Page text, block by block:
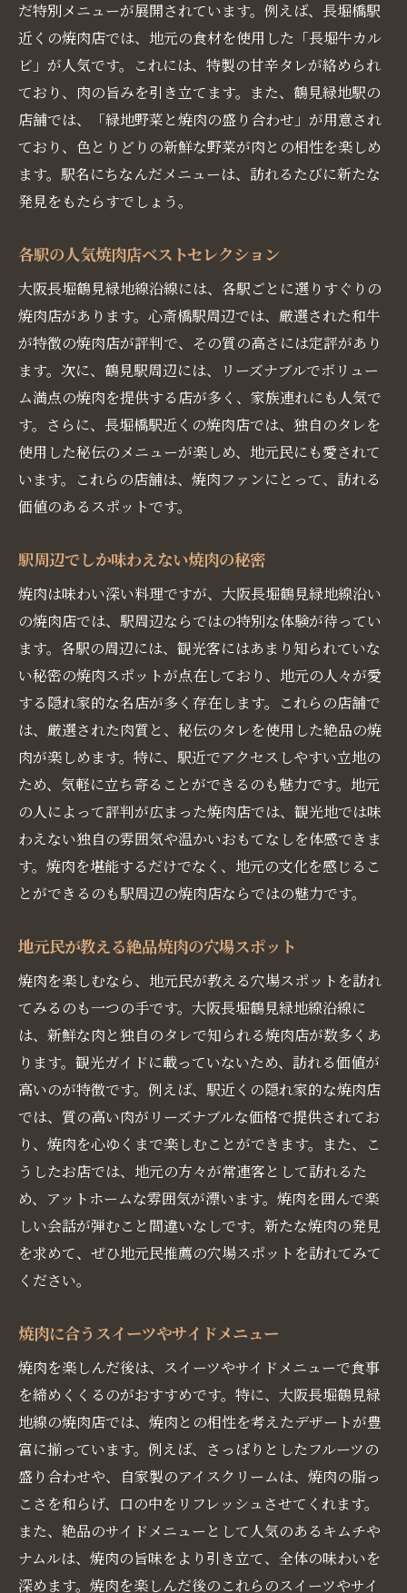
だ特別メニューが展開されています。例えば、長堀橋駅
近くの焼肉店では、地元の食材を使用した「長堀牛カル
ビ」が人気です。これには、特製の甘辛タレが絡められ
ており、肉の旨みを引き立てます。また、鶴見緑地駅の
店舗では、「緑地野菜と焼肉の盛り合わせ」が用意され
ており、色とりどりの新鮮な野菜が肉との相性を楽しめ
ます。駅名にちなんだメニューは、訪れるたびに新たな
発見をもたらすでしょう。
各駅の人気焼肉店ベストセレクション
大阪長堀鶴見緑地線沿線には、各駅ごとに選りすぐりの
焼肉店があります。心斎橋駅周辺では、厳選された和牛
が特徴の焼肉店が評判で、その質の高さには定評があり
ます。次に、鶴見駅周辺には、リーズナブルでボリュー
ム満点の焼肉を提供する店が多く、家族連れにも人気で
す。さらに、長堀橋駅近くの焼肉店では、独自のタレを
使用した秘伝のメニューが楽しめ、地元民にも愛されて
います。これらの店舗は、焼肉ファンにとって、訪れる
価値のあるスポットです。
駅周辺でしか味わえない焼肉の秘密
焼肉は味わい深い料理ですが、大阪長堀鶴見緑地線沿い
の焼肉店では、駅周辺ならではの特別な体験が待ってい
ます。各駅の周辺には、観光客にはあまり知られていな
い秘密の焼肉スポットが点在しており、地元の人々が愛
する隠れ家的な名店が多く存在します。これらの店舗で
は、厳選された肉質と、秘伝のタレを使用した絶品の焼
肉が楽しめます。特に、駅近でアクセスしやすい立地の
ため、気軽に立ち寄ることができるのも魅力です。地元
の人によって評判が広まった焼肉店では、観光地では味
わえない独自の雰囲気や温かいおもてなしを体感できま
す。焼肉を堪能するだけでなく、地元の文化を感じるこ
とができるのも駅周辺の焼肉店ならではの魅力です。
地元民が教える絶品焼肉の穴場スポット
焼肉を楽しむなら、地元民が教える穴場スポットを訪れ
てみるのも一つの手です。大阪長堀鶴見緑地線沿線に
は、新鮮な肉と独自のタレで知られる焼肉店が数多くあ
ります。観光ガイドに載っていないため、訪れる価値が
高いのが特徴です。例えば、駅近くの隠れ家的な焼肉店
では、質の高い肉がリーズナブルな価格で提供されてお
り、焼肉を心ゆくまで楽しむことができます。また、こ
うしたお店では、地元の方々が常連客として訪れるた
め、アットホームな雰囲気が漂います。焼肉を囲んで楽
しい会話が弾むこと間違いなしです。新たな焼肉の発見
を求めて、ぜひ地元民推薦の穴場スポットを訪れてみて
ください。
焼肉に合うスイーツやサイドメニュー
焼肉を楽しんだ後は、スイーツやサイドメニューで食事
を締めくくるのがおすすめです。特に、大阪長堀鶴見緑
地線の焼肉店では、焼肉との相性を考えたデザートが豊
富に揃っています。例えば、さっぱりとしたフルーツの
盛り合わせや、自家製のアイスクリームは、焼肉の脂っ
こさを和らげ、口の中をリフレッシュさせてくれます。
また、絶品のサイドメニューとして人気のあるキムチや
ナムルは、焼肉の旨味をより引き立て、全体の味わいを
深めます。焼肉を楽しんだ後のこれらのスイーツやサイ